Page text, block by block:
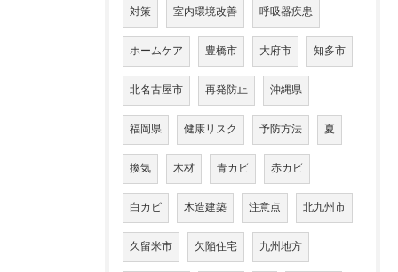
対策 室内環境改善 呼吸器疾患
ホームケア 豊橋市 大府市 知多市
北名古屋市 再発防止 沖縄県
福岡県 健康リスク 予防方法 夏
換気 木材 青カビ 赤カビ
白カビ 木造建築 注意点 北九州市
久留米市 欠陥住宅 九州地方